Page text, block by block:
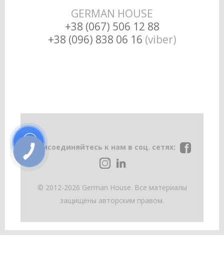
GERMAN HOUSE
+38 (067) 506 12 88
+38 (096) 838 06 16 (viber)
Присоединяйтесь к нам в соц. сетях:
© 2012-2026 German House. Все материалы
защищены авторским правом.